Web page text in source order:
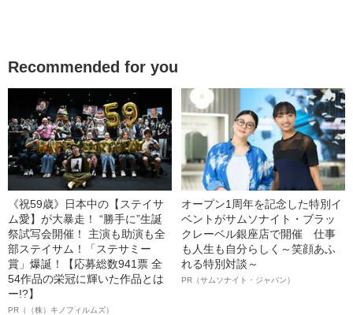
Recommended for you
《祝59歳》日本中の【ステイサ
ム愛】が大暴走！ “勝手に”生誕
祭試写会開催！ 主演も助演も全
部ステイサム！「ステサミー
賞」爆誕！【応募総数941票 全
54作品の栄冠に輝いた作品とは
ー!?】
PR（（株）キノフィルムズ）
オープン1周年を記念した特別イ
ベントがサムソナイト・ブラッ
クレーベル銀座店で開催 仕事
も人生も自分らしく～笑顔あふ
れる特別対談～
PR（サムソナイト・ジャパン）